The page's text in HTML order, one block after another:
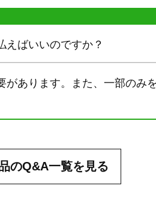
ばいいのですか？
あります。また、一部のみ
のQ&A一覧を見る